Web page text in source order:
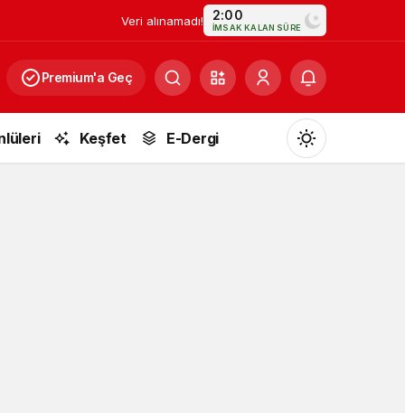
Veri alınamadı! 2:00
İMSAK KALAN SÜRE
Premium'a Geç
Keşfet E-Dergi
Mod
değiştir